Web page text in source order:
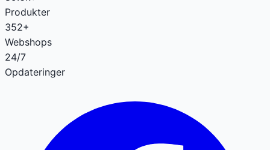
Produkter
352+
Webshops
24/7
Opdateringer